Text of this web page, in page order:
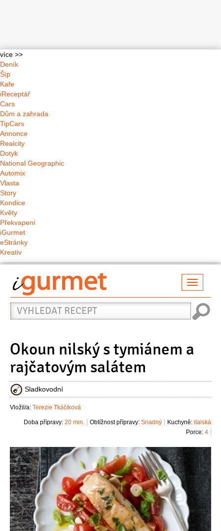
více >>
Deník
Šíp
Kafe
iReceptář
Cars
Dům a zahrada
TipCars
Annonce
Realcity
Dotyk
National Geographic
Automix
Vlasta
Story
Kondice
Květy
Překvapení
iGurmet
eStránky
Kreativ
Vyhledat
recept
Okoun nilský s tymiánem a
rajčatovým salátem
Sladkovodní
Vložil/a: Terezie Tkáčiková
Kuchyně: italská
Obtížnost přípravy: Snadný
Doba přípravy: 20 min.
Porce: 4